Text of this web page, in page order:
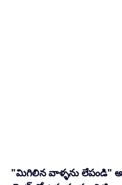
"మిగిలిన వాళ్ళను లేపండి"